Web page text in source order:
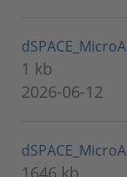
1 kb
2026-06-12
1646 kb